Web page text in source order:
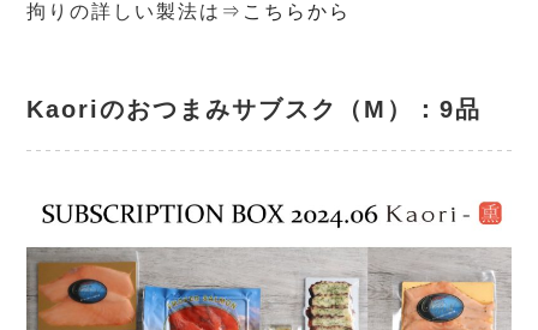
拘りの詳しい製法は⇒ こちらから
Kaoriのおつまみサブスク（M） ：9品